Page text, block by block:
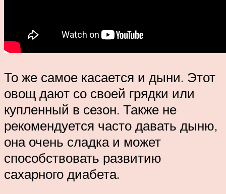
То же самое касается и дыни. Этот
овощ дают со своей грядки или
купленный в сезон. Также не
рекомендуется часто давать дыню,
она очень сладка и может
способствовать развитию
сахарного диабета.